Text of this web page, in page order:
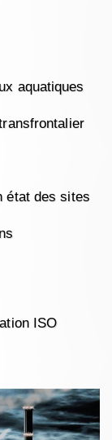
aquatiques
état des sites
ISO